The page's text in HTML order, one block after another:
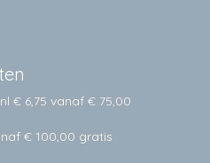
€ 6,75 vanaf € 75,00
€ 100,00 gratis